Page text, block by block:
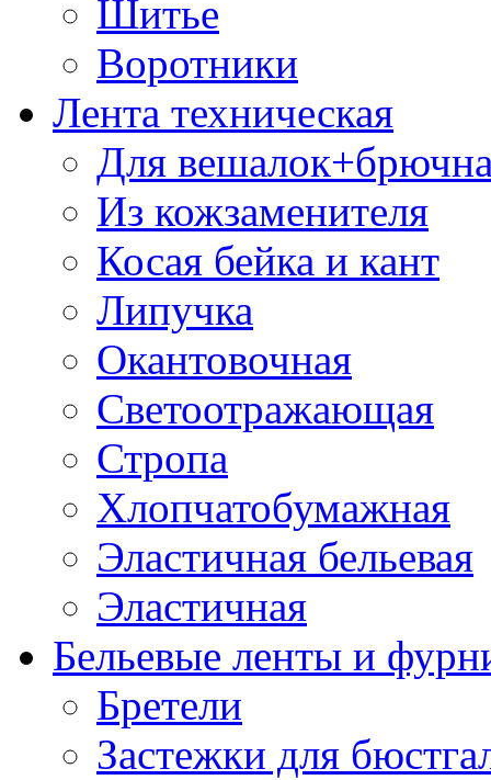
Шитье
Воротники
Лента техническая
Для
Из кожзаменителя
Косая бейка и кант
Липучка
Окантовочная
Светоотражающая
Стропа
Хлопчатобумажная
Эластичная бельевая
Эластичная
Бельевые ленты и
Бретели
Застежки для